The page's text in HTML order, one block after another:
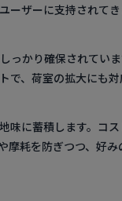
ーザーに支持されて
っかり確保されてい
で、荷室の拡大にも
味に蓄積します。コ
耗を防ぎつつ、好